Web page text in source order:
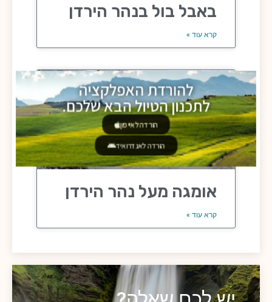
באבל בול בנהר הירדן
קרא עוד »
אומגה מעל נהר הירדן
קרא עוד »
להורדת האפלקציה
לתכנון הטיול הבא שלכם.
הורדה לאייפון
הורדה לאנדרואיד